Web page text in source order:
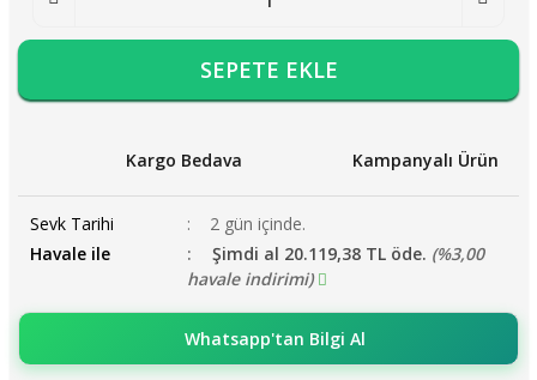
SEPETE EKLE
Kargo Bedava Kampanyalı Ürün
Sevk Tarihi
2 gün içinde.
Havale ile
Şimdi al 20.119,38 TL öde. (%3,00
havale indirimi)
Whatsapp'tan Bilgi Al